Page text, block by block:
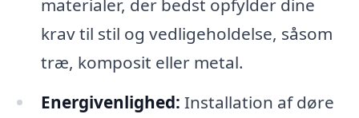
materialer, der bedst opfylder dine
krav til stil og vedligeholdelse, såsom
træ, komposit eller metal.
Energivenlighed: Installation af døre